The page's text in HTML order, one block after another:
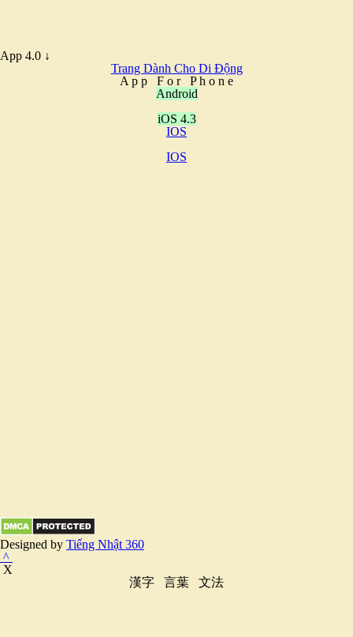
App 4.0 ↓
Trang Dành Cho Di Động
A p p F o r P h o n e
Android
iOS 4.3
IOS
IOS
Designed by Tiếng Nhật 360
^
X
漢字
言葉 文法